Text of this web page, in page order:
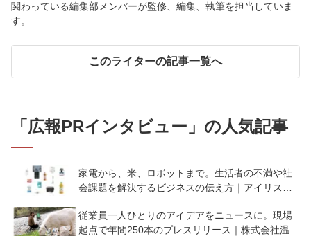
関わっている編集部メンバーが監修、編集、執筆を担当していま
す。
このライターの記事一覧へ
「 広報PRインタビュー 」の人気記事
家電から、米、ロボットまで。生活者の不満や社
会課題を解決するビジネスの伝え方｜アイリスオ
従業員一人ひとりのアイデアをニュースに。現場
起点で年間250本のプレスリリース｜株式会社温泉